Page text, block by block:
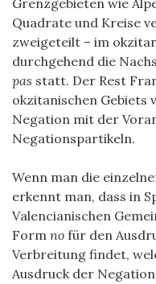
Grenzgebieten wie
Quadrate und Kreise
zweigeteilt – im
durchgehend die
pas statt. Der Rest
okzitanischen
Negation mit der
Negationspartikeln.
Wenn man die
erkennt man, dass in
Valencianischen
Form no für den
Verbreitung findet,
Ausdruck der